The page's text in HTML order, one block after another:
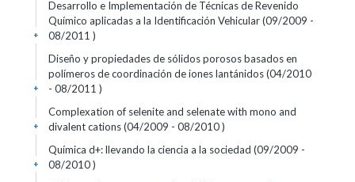
Desarrollo e Implementación de Técnicas de Revenido
Químico aplicadas a la Identificación Vehicular (09/2009 -
08/2011 )
+
Diseño y propiedades de sólidos porosos basados en
polímeros de coordinación de iones lantánidos (04/2010
- 08/2011 )
+
Complexation of selenite and selenate with mono and
divalent cations (04/2009 - 08/2010 )
+
Química d+: llevando la ciencia a la sociedad (09/2009 -
08/2010 )
+